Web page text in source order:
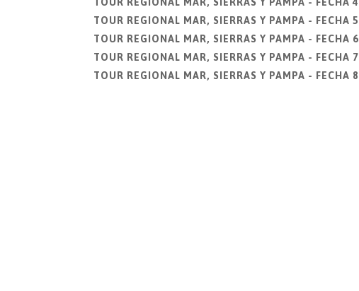
TOUR REGIONAL MAR, SIERRAS Y PAMPA - FECHA 5
TOUR REGIONAL MAR, SIERRAS Y PAMPA - FECHA 6
TOUR REGIONAL MAR, SIERRAS Y PAMPA - FECHA 7
TOUR REGIONAL MAR, SIERRAS Y PAMPA - FECHA 8